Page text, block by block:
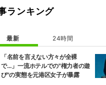
ランキング
最新 24時間
「名前を言えない方々が全裸
で…」一流ホテルでの"権力者の遊
び"の実態を元港区女子が暴露